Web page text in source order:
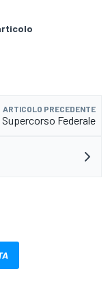
ARTICOLO PRECEDENTE
Federale